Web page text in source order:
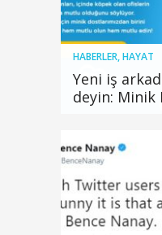
HABERLER,HAYAT
Yeni iş
deyin: Minik